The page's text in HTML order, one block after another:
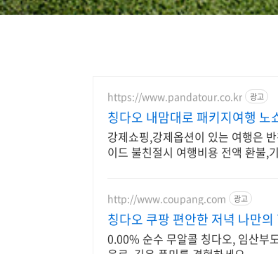
https://www.pandatour.co.kr 광고
칭다오 내맘대로 패키지여행 노
강제쇼핑,강제옵션이 있는 여행은
이드 불친절시 여행비용 전액 환불,
http://www.coupang.com 광고
칭다오 쿠팡 편안한 저녁 나만의
0.00% 순수 무알콜 칭다오, 임산부